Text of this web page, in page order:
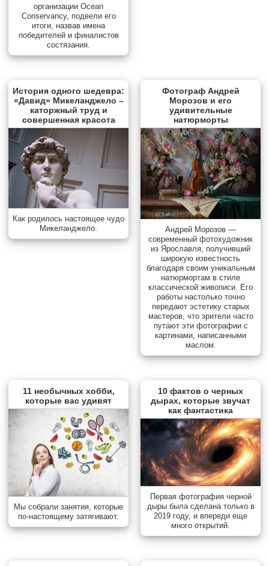
организации Ocean
Conservancy, подвели его
итоги, назвав имена
победителей и финалистов
состязания.
История одного шедевра:
«Давид» Микеланджело –
каторжный труд и
совершенная красота
Как родилось настоящее чудо
Микеланджело.
Фотограф Андрей
Морозов и его
удивительные
натюрморты
Андрей Морозов —
современный фотохудожник
из Ярославля, получивший
широкую известность
благодаря своим уникальным
натюрмортам в стиле
классической живописи. Его
работы настолько точно
передают эстетику старых
мастеров, что зрители часто
путают эти фотографии с
картинами, написанными
маслом.
11 необычных хобби,
которые вас удивят
Мы собрали занятия, которые
по-настоящему затягивают.
10 фактов о черных
дырах, которые звучат
как фантастика
Первая фотография черной
дыры была сделана только в
2019 году, и впереди еще
много открытий.